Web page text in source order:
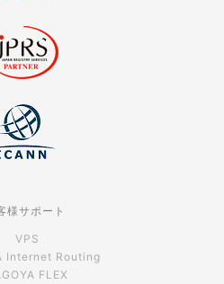
様サポート
VPS
Internet Routing
FLEX